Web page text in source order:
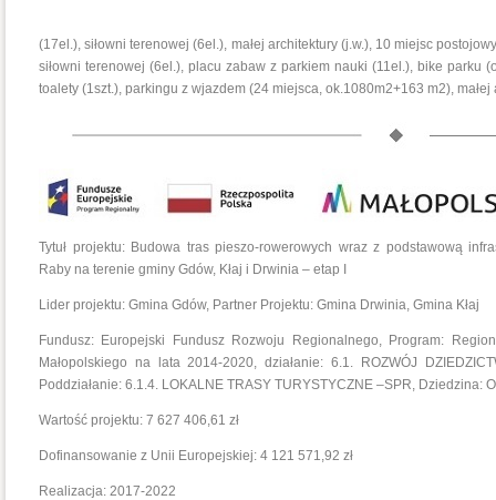
(17el.), siłowni terenowej (6el.), małej architektury (j.w.), 10 miejsc
siłowni terenowej (6el.), placu zabaw z parkiem nauki (11el.), bike parku
toalety (1szt.), parkingu z wjazdem (24 miejsca, ok.1080m2+163 m2), małej
Tytuł projektu: Budowa tras pieszo-rowerowych wraz z podstawową
Raby na terenie gminy Gdów, Kłaj i Drwinia – etap I
Lider projektu: Gmina Gdów, Partner Projektu: Gmina Drwinia, Gmina Kłaj
Fundusz: Europejski Fundusz Rozwoju Regionalnego, Program:
Małopolskiego na lata 2014-2020, działanie: 6.1. ROZWÓJ
Poddziałanie: 6.1.4. LOKALNE TRASY TURYSTYCZNE –SPR, Dziedzina:
Wartość projektu: 7 627 406,61 zł
Dofinansowanie z Unii Europejskiej: 4 121 571,92 zł
Realizacja: 2017-2022